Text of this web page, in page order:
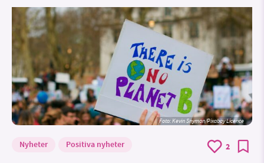
Foto:Kevin Snyman/Pixabay Licence
Nyheter Positiva nyheter 2